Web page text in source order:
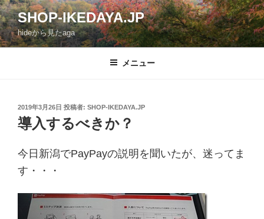
コ
ン
テ
ン
SHOP-IKEDAYA.JP
hideから見たaga
メニュー
投
稿
日:
2019年3月26日 投稿者: SHOP-IKEDAYA.JP
導入するべきか？
今日新潟でPayPayの説明を聞いたが、迷ってま
す・・・